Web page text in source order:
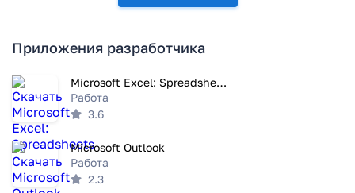
Приложения разработчика
Microsoft Excel: Spreadsheets
Работа
3.6
Microsoft Outlook
Работа
2.3